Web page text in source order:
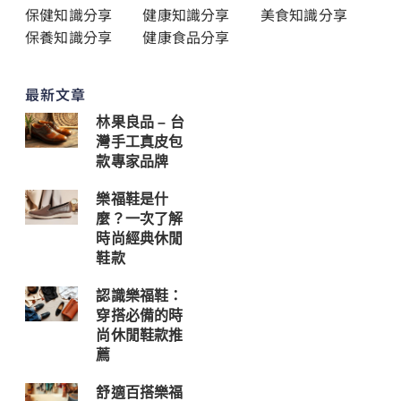
保健知識分享 健康知識分享
美食知識分享
保養知識分享
健康食品分享
最新文章
林果良品 – 台
灣手工真皮包
款專家品牌
樂福鞋是什
麼？一次了解
時尚經典休閒
鞋款
認識樂福鞋：
穿搭必備的時
尚休閒鞋款推
薦
舒適百搭樂福